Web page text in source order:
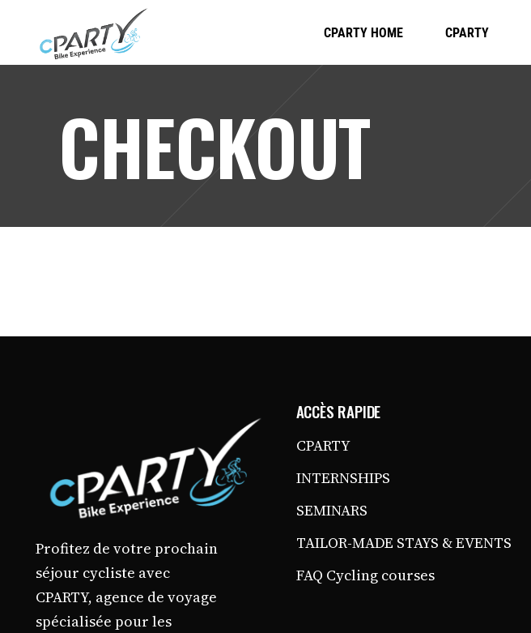
CPARTY HOME CPARTY
CHECKOUT
Profitez de votre prochain
séjour cycliste avec
CPARTY, agence de voyage
spécialisée pour les
ACCÈS RAPIDE
CPARTY
INTERNSHIPS
SEMINARS
TAILOR-MADE STAYS & EVENTS
FAQ Cycling courses